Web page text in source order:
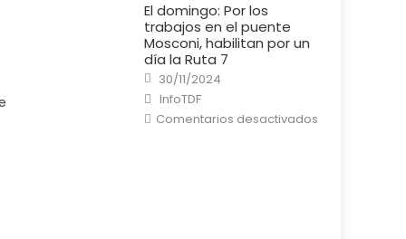
El domingo: Por los
trabajos en el puente
Mosconi, habilitan por un
día la Ruta 7
Posted
on
30/11/2024
Author
InfoTDF
Comentarios desactivadosen
El